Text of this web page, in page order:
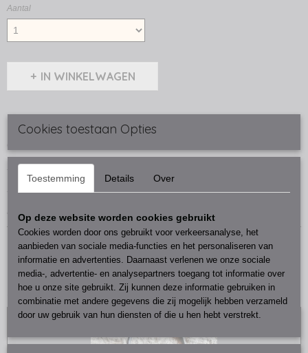
Aantal
IN WINKELWAGEN
Omschrijving
13 cm lang
Ook interessant
Cookies toestaan Opties
Toestemming Details Over
Op deze website worden cookies gebruikt
Cookies worden door ons gebruikt voor verkeersanalyse, het
aanbieden van sociale media-functies en het personaliseren van
informatie en advertenties. Daarnaast verlenen we onze sociale
media-, advertentie- en analysepartners toegang tot informatie over
hoe u onze site gebruikt. Zij kunnen deze informatie gebruiken in
combinatie met andere gegevens die zij mogelijk hebben verzameld
door uw gebruik van hun diensten of die u hen hebt verstrekt.